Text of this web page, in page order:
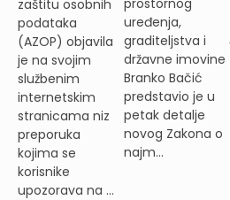
zaštitu osobnih
podataka
(AZOP) objavila
je na svojim
službenim
internetskim
stranicama niz
preporuka
kojima se
korisnike
upozorava na ...
uređenja,
graditeljstva i
državne imovine
Branko Bačić
predstavio je u
petak detalje
novog Zakona o
najm...